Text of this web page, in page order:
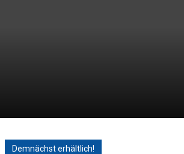
Demnächst erhältlich!